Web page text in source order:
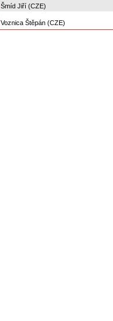
Šmíd Jiří (CZE)
Voznica Štěpán (CZE)